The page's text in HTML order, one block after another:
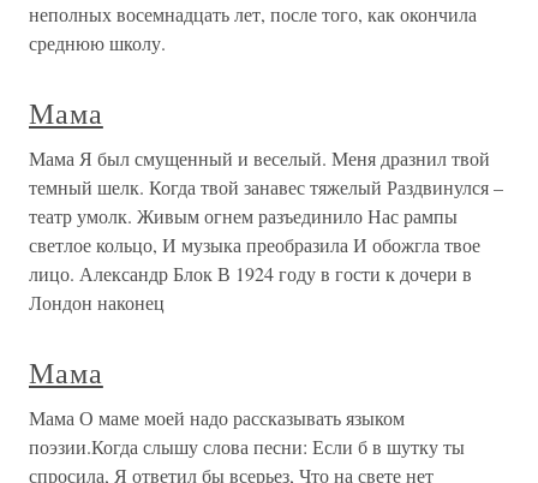
неполных восемнадцать лет, после того, как окончила
среднюю школу.
Мама
Мама Я был смущенный и веселый. Меня дразнил твой
темный шелк. Когда твой занавес тяжелый Раздвинулся –
театр умолк. Живым огнем разъединило Нас рампы
светлое кольцо, И музыка преобразила И обожгла твое
лицо. Александр Блок В 1924 году в гости к дочери в
Лондон наконец
Мама
Мама О маме моей надо рассказывать языком
поэзии.Когда слышу слова песни: Если б в шутку ты
спросила, Я ответил бы всерьез, Что на свете нет